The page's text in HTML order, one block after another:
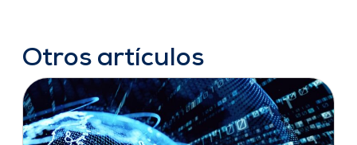
Otros artículos